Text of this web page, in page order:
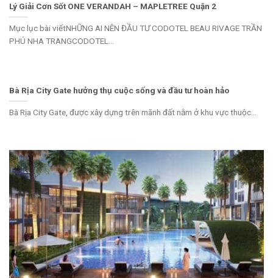
Lý Giải Cơn Sốt ONE VERANDAH – MAPLETREE Quận 2
Mục lục bài viếtNHỮNG AI NÊN ĐẦU TƯ CODOTEL BEAU RIVAGE TRẦN
PHÚ NHA TRANGCODOTEL...
Bà Rịa City Gate hưởng thụ cuộc sống và đầu tư hoàn hảo
Bà Rịa City Gate, được xây dựng trên mãnh đất nằm ở khu vực thuộc...